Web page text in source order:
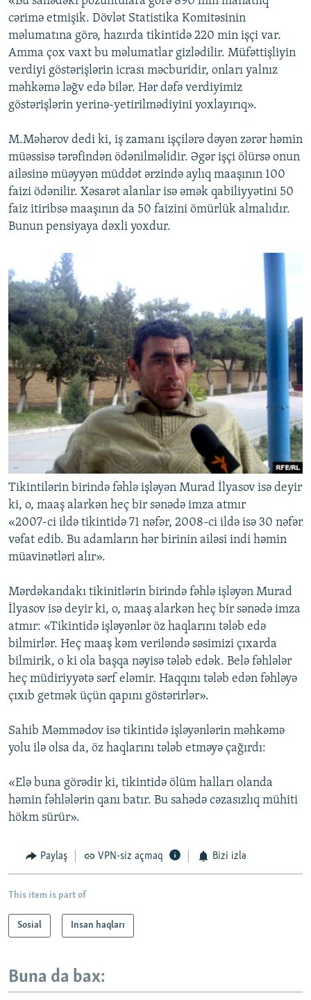
cərimə etmişik. Dövlət Statistika Komitəsinin
məlumatına görə, hazırda tikintidə 220 min işçi var.
Amma çox vaxt bu məlumatlar gizlədilir. Müfəttişliyin
verdiyi göstərişlərin icrası məcburidir, onları yalnız
məhkəmə ləğv edə bilər. Hər dəfə verdiyimiz
göstərişlərin yerinə-yetirilmədiyini yoxlayırıq».
M.Məhərov dedi ki, iş zamanı işçilərə dəyən zərər həmin
müəssisə tərəfindən ödənilməlidir. Əgər işçi ölürsə onun
ailəsinə müəyyən müddət ərzində aylıq maaşının 100
faizi ödənilir. Xəsarət alanlar isə əmək qabiliyyətini 50
faiz itiribsə maaşının da 50 faizini ömürlük almalıdır.
Bunun pensiyaya dəxli yoxdur.
Tikintilərin birində fəhlə işləyən Murad İlyasov isə deyir
ki, o, maaş alarkən heç bir sənədə imza atmır
«2007-ci ildə tikintidə 71 nəfər, 2008-ci ildə isə 30 nəfər
vəfat edib. Bu adamların hər birinin ailəsi indi həmin
müavinətləri alır».
Mərdəkandakı tikinitlərin birində fəhlə işləyən Murad
İlyasov isə deyir ki, o, maaş alarkən heç bir sənədə imza
atmır: «Tikintidə işləyənlər öz haqlarını tələb edə
bilmirlər. Heç maaş kəm veriləndə səsimizi çıxarda
bilmirik, o ki ola başqa nəyisə tələb edək. Belə fəhlələr
heç müdiriyyətə sərf eləmir. Haqqını tələb edən fəhləyə
çıxıb getmək üçün qapını göstərirlər».
Sahib Məmmədov isə tikintidə işləyənlərin məhkəmə
yolu ilə olsa da, öz haqlarını tələb etməyə çağırdı:
«Elə buna görədir ki, tikintidə ölüm halları olanda
həmin fəhlələrin qanı batır. Bu sahədə cəzasızlıq mühiti
hökm sürür».
Paylaş VPN-siz açmaq Bizi izlə
This item is part of
Sosial Insan haqları
Buna da bax: